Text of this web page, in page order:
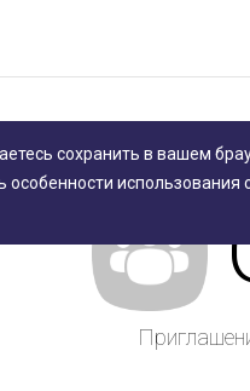
сохранить в вашем
использования